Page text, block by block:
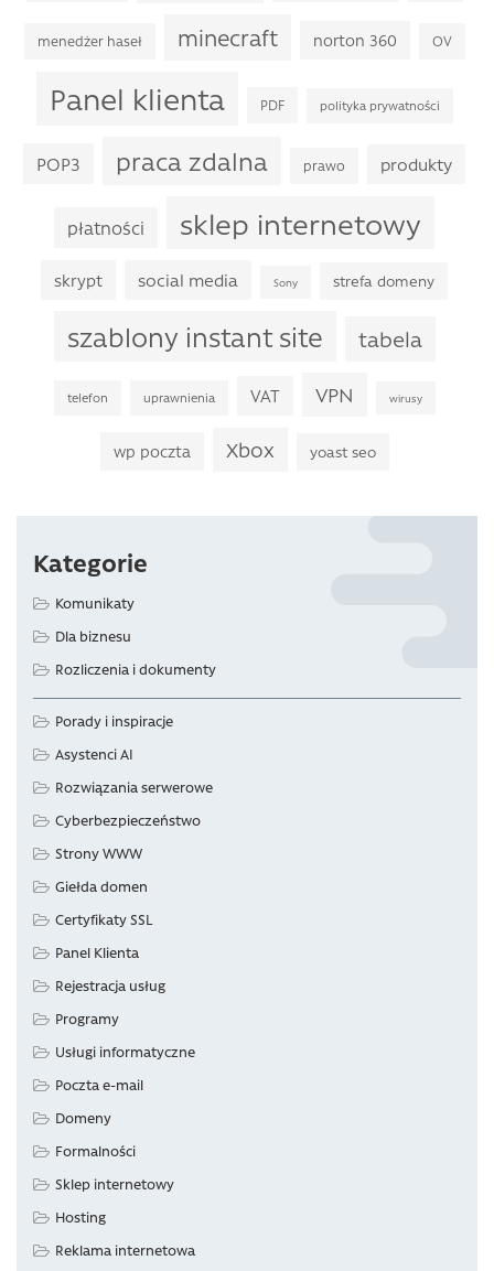
Kategorie
Komunikaty
Dla biznesu
Rozliczenia i dokumenty
Porady i inspiracje
Asystenci AI
Rozwiązania serwerowe
Cyberbezpieczeństwo
Strony WWW
Giełda domen
Certyfikaty SSL
Panel Klienta
Rejestracja usług
Programy
Usługi informatyczne
Poczta e-mail
Domeny
Formalności
Sklep internetowy
Hosting
Reklama internetowa
menedżer haseł minecraft norton 360 OV
Panel klienta PDF polityka prywatności
POP3 praca zdalna prawo produkty
płatności sklep internetowy
skrypt social media Sony strefa domeny
szablony instant site tabela
telefon uprawnienia VAT VPN wirusy
wp poczta Xbox yoast seo